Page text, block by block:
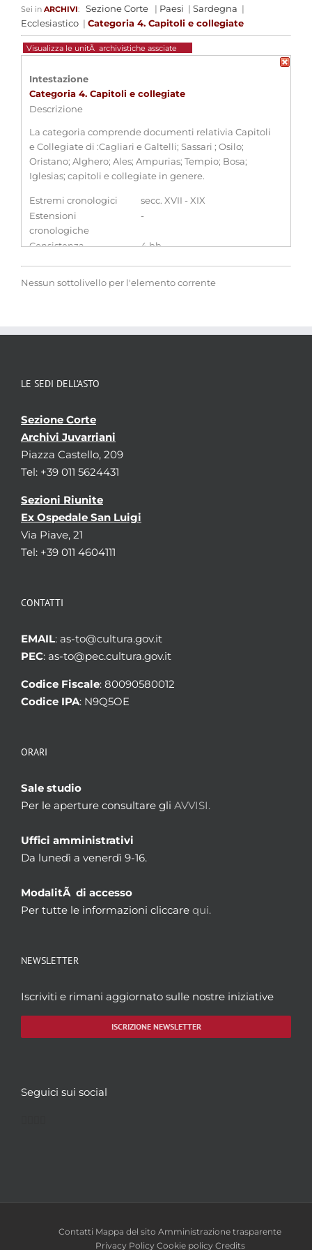
Sei in ARCHIVI: Sezione Corte | Paesi | Sardegna |
Ecclesiastico | Categoria 4. Capitoli e collegiate
Visualizza le unitÃ archivistiche assciate
Intestazione
Categoria 4. Capitoli e collegiate
Descrizione
La categoria comprende documenti relativia Capitoli
e Collegiate di :Cagliari e Galtelli; Sassari ; Osilo;
Oristano; Alghero; Ales; Ampurias; Tempio; Bosa;
Iglesias; capitoli e collegiate in genere.
Estremi cronologici
secc. XVII - XIX
Estensioni
cronologiche
-
Consistenza
4 bb.
Nessun sottolivello per l'elemento corrente
LE SEDI DELL’ASTO
Sezione Corte
Archivi Juvarriani
Piazza Castello, 209
Tel: +39 011 5624431
Sezioni Riunite
Ex Ospedale San Luigi
Via Piave, 21
Tel: +39 011 4604111
CONTATTI
EMAIL: as-to@cultura.gov.it
PEC: as-to@pec.cultura.gov.it
Codice Fiscale: 80090580012
Codice IPA: N9Q5OE
ORARI
Sale studio
Per le aperture consultare gli AVVISI.
Uffici amministrativi
Da lunedì a venerdì 9-16.
ModalitÃ di accesso
Per tutte le informazioni cliccare qui.
NEWSLETTER
Iscriviti e rimani aggiornato sulle nostre iniziative
ISCRIZIONE NEWSLETTER
Seguici sui social
Contatti Mappa del sito Amministrazione trasparente
Privacy Policy Cookie policy Credits